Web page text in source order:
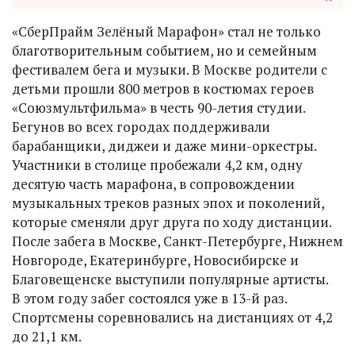
«СберПрайм Зелёный Марафон» стал не только
благотворительным событием, но и семейным
фестивалем бега и музыки. В Москве родители с
детьми прошли 800 метров в костюмах героев
«Союзмультфильма» в честь 90-летия студии.
Бегунов во всех городах поддерживали
барабанщики, диджеи и даже мини-оркестры.
Участники в столице пробежали 4,2 км, одну
десятую часть марафона, в сопровождении
музыкальных треков разных эпох и поколений,
которые сменяли друг друга по ходу дистанции.
После забега в Москве, Санкт-Петербурге, Нижнем
Новгороде, Екатеринбурге, Новосибирске и
Благовещенске выступили популярные артисты.
В этом году забег состоялся уже в 13-й раз.
Спортсмены соревновались на дистанциях от 4,2
до 21,1 км.